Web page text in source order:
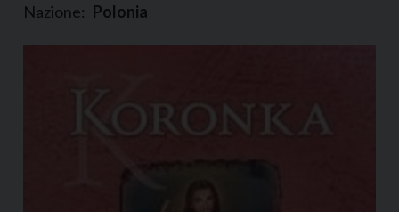
Nazione: Polonia